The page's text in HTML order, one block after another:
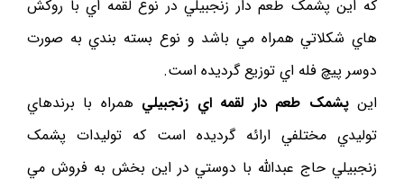
که اين پشمک طعم دار زنجبيلي در نوع لقمه اي با روکش
هاي شکلاتي همراه مي باشد و نوع بسته بندي به صورت
دوسر پيچ فله اي توزيع گرديده است.
اينپشمک طعم دار لقمه اي زنجبيلي همراه با برندهاي
توليدي مختلفي ارائه گرديده است که توليدات پشمک
زنجبيلي حاج عبدالله با دوستي در اين بخش به فروش مي